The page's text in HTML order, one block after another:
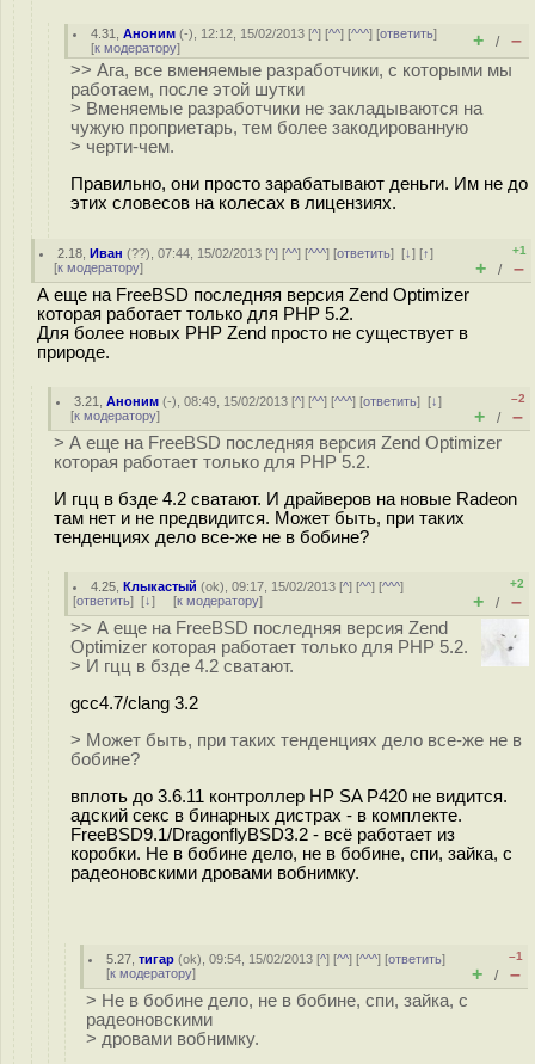
4.31 ,Аноним (-), 12:12, 15/02/2013 [^] [^^] [^^^] [ответить]
[к модератору] + / –
>> Ага, все вменяемые разработчики, с которыми мы
работаем, после этой шутки
> Вменяемые разработчики не закладываются на
чужую проприетарь, тем более закодированную
> черти-чем.
Правильно, они просто зарабатывают деньги. Им не до
этих словесов на колесах в лицензиях.
2.18 ,Иван (??), 07:44, 15/02/2013 [^] [^^] [^^^] [ответить][↓] [↑]
[к модератору]
+1
+ / –
А еще на FreeBSD последняя версия Zend Optimizer
которая работает только для PHP 5.2.
Для более новых PHP Zend просто не существует в
природе.
3.21 ,Аноним (-), 08:49, 15/02/2013 [^] [^^] [^^^] [ответить][↓]
[к модератору]
–2
+ / –
> А еще на FreeBSD последняя версия Zend Optimizer
которая работает только для PHP 5.2.
И гцц в бзде 4.2 сватают. И драйверов на новые Radeon
там нет и не предвидится. Может быть, при таких
тенденциях дело все-же не в бобине?
4.25 ,Клыкастый (ok), 09:17, 15/02/2013 [^] [^^] [^^^]
[ответить] [↓] [к модератору]
+2
+ / –
>> А еще на FreeBSD последняя версия Zend
Optimizer которая работает только для PHP 5.2.
> И гцц в бзде 4.2 сватают.
gcc4.7/clang 3.2
> Может быть, при таких тенденциях дело все-же не в
бобине?
вплоть до 3.6.11 контроллер HP SA P420 не видится.
адский секс в бинарных дистрах - в комплекте.
FreeBSD9.1/DragonflyBSD3.2 - всё работает из
коробки. Не в бобине дело, не в бобине, спи, зайка, с
радеоновскими дровами вобнимку.
5.27 ,тигар (ok), 09:54, 15/02/2013 [^] [^^] [^^^] [ответить]
[к модератору]
–1
+ / –
> Не в бобине дело, не в бобине, спи, зайка, с
радеоновскими
> дровами вобнимку.